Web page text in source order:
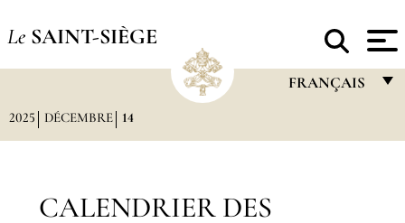
Le SAINT-SIÈGE
FRANÇAIS
2025 DÉCEMBRE 14
CALENDRIER DES